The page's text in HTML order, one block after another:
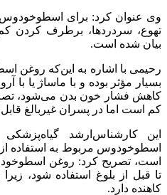
وی عنوان کرد: برای
تهوع، سردردها، برطرف کردن
بیان شده است.
رحیمی با اشاره به این‌که
بسیار مؤثر بوده و با ماساژ یا
کاهش فشار خون بدن می‌شود،
کم است اما در پسران غیربالغ
این کارشناس‌ارشد
اسطوخودوس مربوط به استفاده
است، تصریح کرد: روغن
تا قبل از بلوغ استفاده شود،
کاهنده دارد.